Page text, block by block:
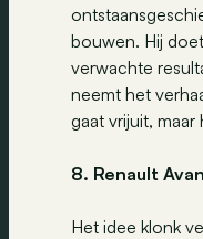
bouwen. Hij
verwachte
neemt het
gaat vrijuit,
8. Renault
Het idee klonk